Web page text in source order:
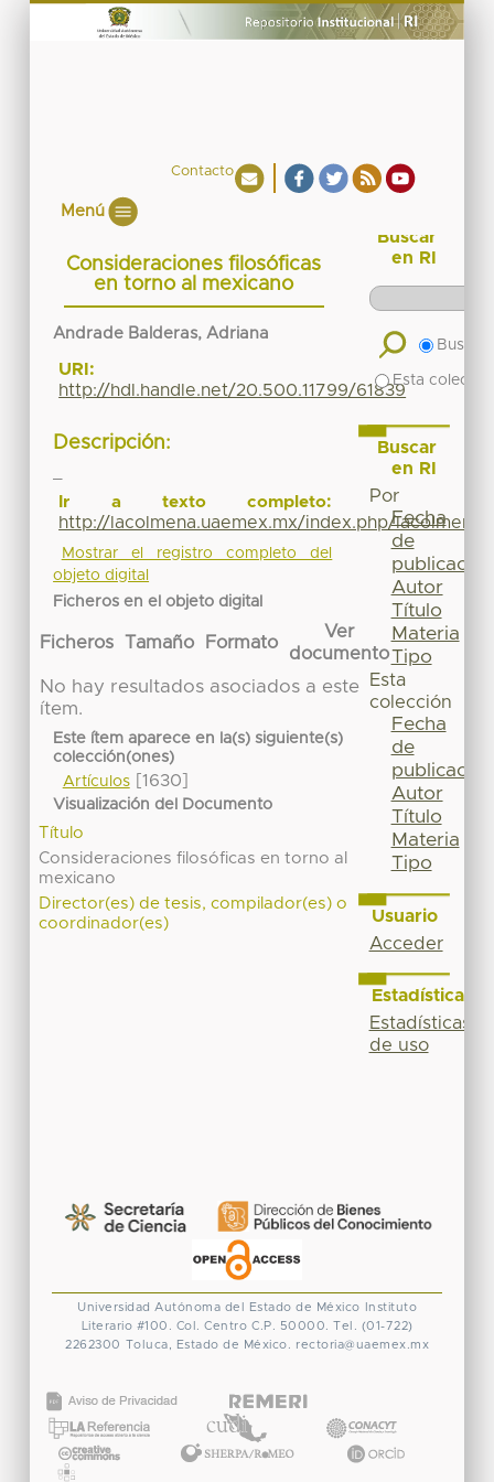
Contacto
Menú
Consideraciones filosóficas
en torno al mexicano
Andrade Balderas, Adriana
URI:
http://hdl.handle.net/20.500.11799/61839
Descripción:
Ir a texto completo:
http://lacolmena.uaemex.mx/index.php/
Mostrar el registro completo del
objeto digital
Ficheros en el objeto digital
Ficheros Tamaño Formato
Ver
documento
No hay resultados asociados a este
ítem.
Este ítem aparece en la(s) siguiente(s)
colección(ones)
Artículos[1630]
Visualización del Documento
Título
Consideraciones filosóficas en torno al
mexicano
Director(es) de tesis, compilador(es) o
coordinador(es)
Buscar
en RI
Buscar
Esta
Buscar
en RI
Por
Fecha
de
publicación
Autor
Título
Materia
Tipo
Esta
colección
Fecha
de
publicación
Autor
Título
Materia
Tipo
Usuario
Acceder
Estadísticas
Estadísticas
de uso
Universidad Autónoma del Estado de México
Instituto
Literario #100. Col. Centro C.P. 50000. Tel. (01-722)
2262300 Toluca, Estado de México. rectoria@uaemex.mx